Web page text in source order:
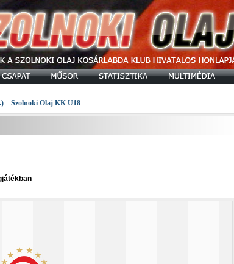
– Szolnoki Olaj KK U18